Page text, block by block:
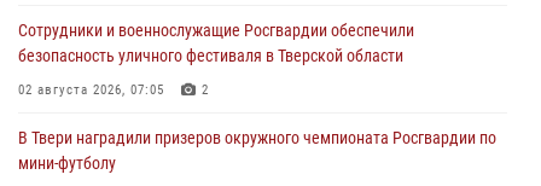
В Твери наградили призеров окружного чемпионата Росгвардии по
мини-футболу
24 июля 2026, 12:18 2
Росгвардейцы оказали помощь водителю на дороге в городе Кашин
Сотрудники и военнослужащие Росгвардии обеспечили
безопасность уличного фестиваля в Тверской области
02 августа 2026, 07:05 2
В Твери наградили призеров окружного чемпионата Росгвардии по
мини-футболу